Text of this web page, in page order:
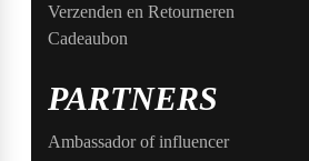
Verzenden en Retourneren
Cadeaubon
PARTNERS
Ambassador of influencer